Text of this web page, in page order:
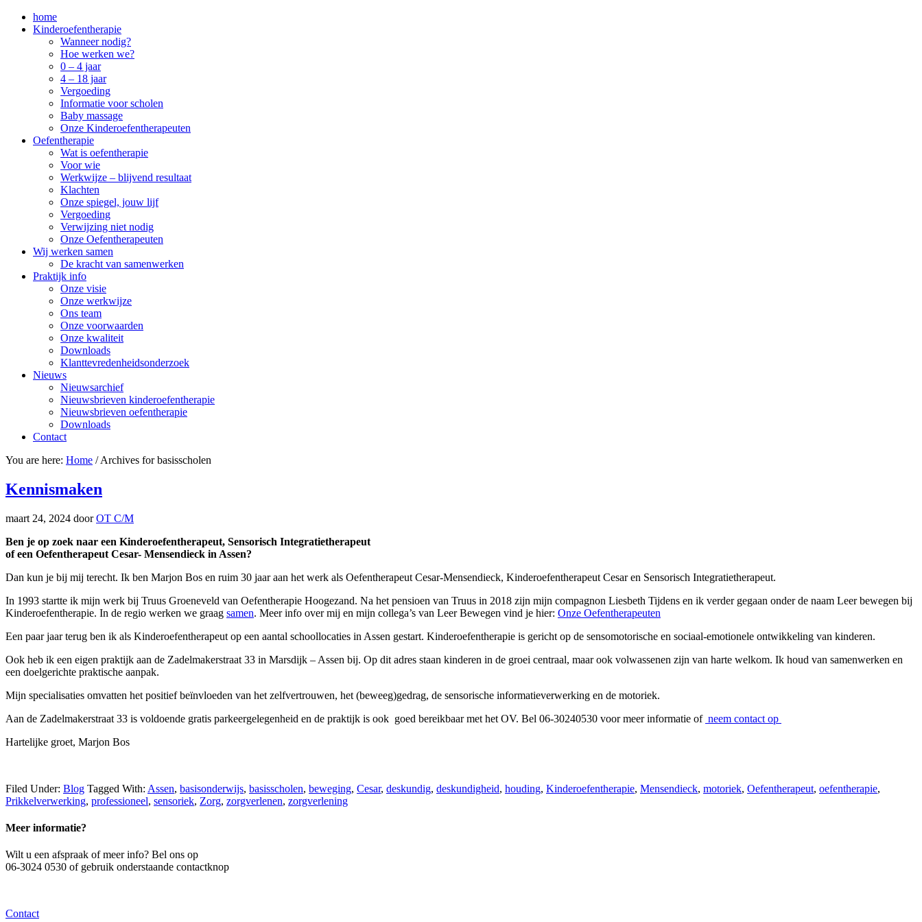
home
Kinderoefentherapie
Wanneer nodig?
Hoe werken we?
0 – 4 jaar
4 – 18 jaar
Vergoeding
Informatie voor scholen
Baby massage
Onze Kinderoefentherapeuten
Oefentherapie
Wat is oefentherapie
Voor wie
Werkwijze – blijvend resultaat
Klachten
Onze spiegel, jouw lijf
Vergoeding
Verwijzing niet nodig
Onze Oefentherapeuten
Wij werken samen
De kracht van samenwerken
Praktijk info
Onze visie
Onze werkwijze
Ons team
Onze voorwaarden
Onze kwaliteit
Downloads
Klanttevredenheidsonderzoek
Nieuws
Nieuwsarchief
Nieuwsbrieven kinderoefentherapie
Nieuwsbrieven oefentherapie
Downloads
Contact
You are here: Home /Archives for basisscholen
Kennismaken
maart 24, 2024 doorOT C/M
Ben je op zoek naar een Kinderoefentherapeut, Sensorisch Integratietherapeut
of een Oefentherapeut Cesar- Mensendieck in Assen?
Dan kun je bij mij terecht. Ik ben Marjon Bos en ruim 30 jaar aan het werk als Oefentherapeut Cesar-Mensendieck, Kinderoefentherapeut Cesar en Sensorisch Integratietherapeut.
In 1993 startte ik mijn werk bij Truus Groeneveld van Oefentherapie Hoogezand. Na het pensioen van Truus in 2018 zijn mijn compagnon Liesbeth Tijdens en ik verder gegaan onder de naam Leer bewegen bij
Kinderoefentherapie. In de regio werken we graag samen. Meer info over mij en mijn collega’s van Leer Bewegen vind je hier: Onze Oefentherapeuten
Een paar jaar terug ben ik als Kinderoefentherapeut op een aantal schoollocaties in Assen gestart. Kinderoefentherapie is gericht op de sensomotorische en sociaal-emotionele ontwikkeling van kinderen.
Ook heb ik een eigen praktijk aan de Zadelmakerstraat 33 in Marsdijk – Assen bij. Op dit adres staan kinderen in de groei centraal, maar ook volwassenen zijn van harte welkom. Ik houd van samenwerken en
een doelgerichte praktische aanpak.
Mijn specialisaties omvatten het positief beïnvloeden van het zelfvertrouwen, het (beweeg)gedrag, de sensorische informatieverwerking en de motoriek.
Aan de Zadelmakerstraat 33 is voldoende gratis parkeergelegenheid en de praktijk is ook goed bereikbaar met het OV. Bel 06-30240530 voor meer informatie of neem contact op
Hartelijke groet, Marjon Bos
Filed Under: Blog Tagged With: Assen, basisonderwijs, basisscholen, beweging, Cesar, deskundig, deskundigheid, houding, Kinderoefentherapie, Mensendieck, motoriek, Oefentherapeut, oefentherapie,
Prikkelverwerking, professioneel, sensoriek, Zorg, zorgverlenen, zorgverlening
Meer informatie?
Wilt u een afspraak of meer info? Bel ons op
06-3024 0530 of gebruik onderstaande contactknop
Contact